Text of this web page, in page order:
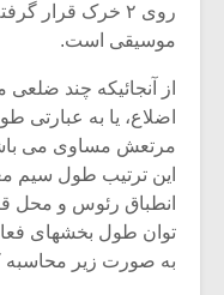
روی ۲ خرک قرار
موسیقی است.
از آنجائیکه چند
اضلاع، یا به
انطباق رئوس و محل
توان طول بخشهای
به صورت زیر محاسبه